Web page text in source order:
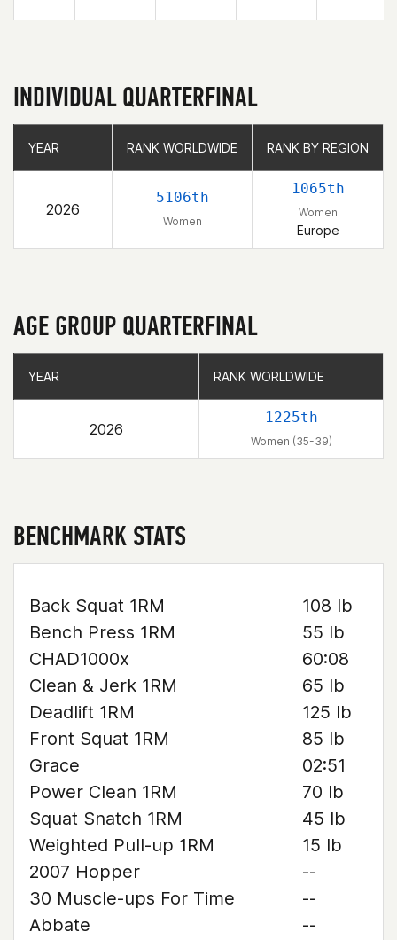
INDIVIDUAL QUARTERFINAL
YEAR RANK WORLDWIDE RANK BY REGION
2026
5106th
Women
1065th
Women
Europe
YEAR RANK WORLDWIDE RANK BY REGION
AGE GROUP QUARTERFINAL
YEAR RANK WORLDWIDE
2026
1225th
Women (35-39)
YEAR RANK WORLDWIDE
BENCHMARK STATS
Back Squat 1RM
108 lb
Bench Press 1RM
55 lb
CHAD1000x
60:08
Clean & Jerk 1RM
65 lb
Deadlift 1RM
125 lb
Front Squat 1RM
85 lb
Grace
02:51
Power Clean 1RM
70 lb
Squat Snatch 1RM
45 lb
Weighted Pull-up 1RM
15 lb
2007 Hopper
--
30 Muscle-ups For Time
--
Abbate
--